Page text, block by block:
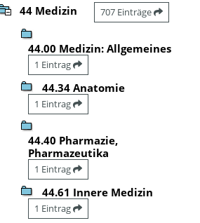
44 Medizin 707 Einträge
44.00 Medizin: Allgemeines
1 Eintrag
44.34 Anatomie
1 Eintrag
44.40 Pharmazie,
Pharmazeutika
1 Eintrag
44.61 Innere Medizin
1 Eintrag